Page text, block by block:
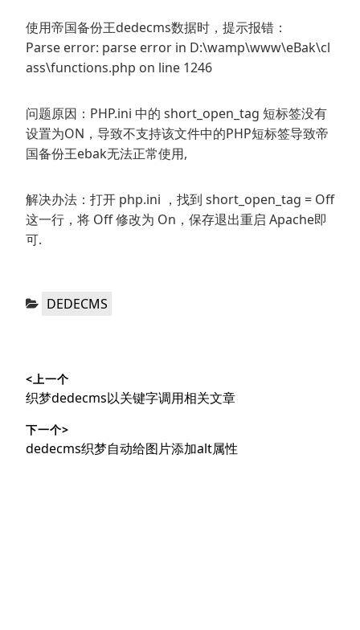
使用帝国备份王dedecms数据时，提示报错：
Parse error: parse error in D:\wamp\www\eBak\cl
ass\functions.php on line 1246
问题原因：PHP.ini 中的 short_open_tag 短标签没有
设置为ON，导致不支持该文件中的PHP短标签导致帝
国备份王ebak无法正常使用,
解决办法：打开 php.ini ，找到 short_open_tag = Off
这一行，将 Off 修改为 On，保存退出重启 Apache即
可.
分
DEDECMS
章
导
航
<上一个
上
文
章：
织梦dedecms以关键字调用相关文章
下一个>
下
dedecms织梦自动给图片添加alt属性